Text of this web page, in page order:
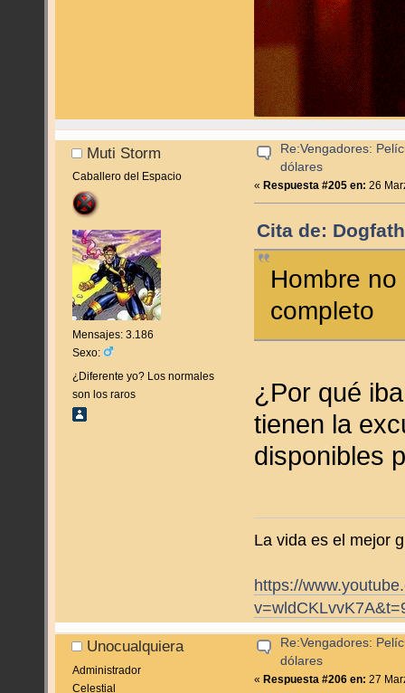
Muti Storm
Caballero del Espacio
Mensajes: 3.186
Sexo:
¿Diferente yo? Los normales
son los raros
Re:Vengadores:
dólares
« Respuesta #205 en: 26
Cita de:
Hombre
completo
¿Por qué
tienen la
disponibles
La vida es el mejor
https://
Unocualquiera
Administrador
Celestial
Re:Vengadores:
dólares
« Respuesta #206 en: 27